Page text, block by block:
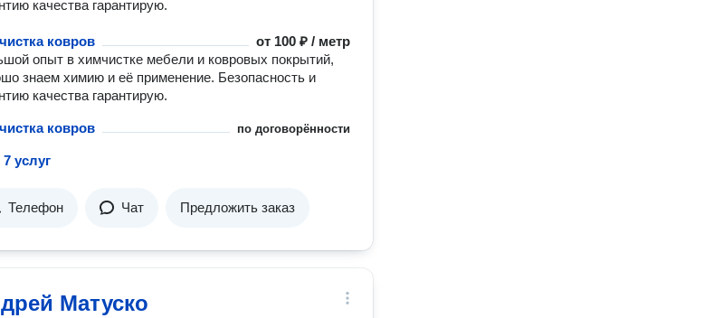
качества гарантирую.
ковров от 100 ₽ / метр
опыт в химчистке мебели и ковровых покрытий,
знаем химию и её применение. Безопасность и
качества гарантирую.
ковров по договорённости
услуг
Телефон Чат Предложить заказ
Матуско